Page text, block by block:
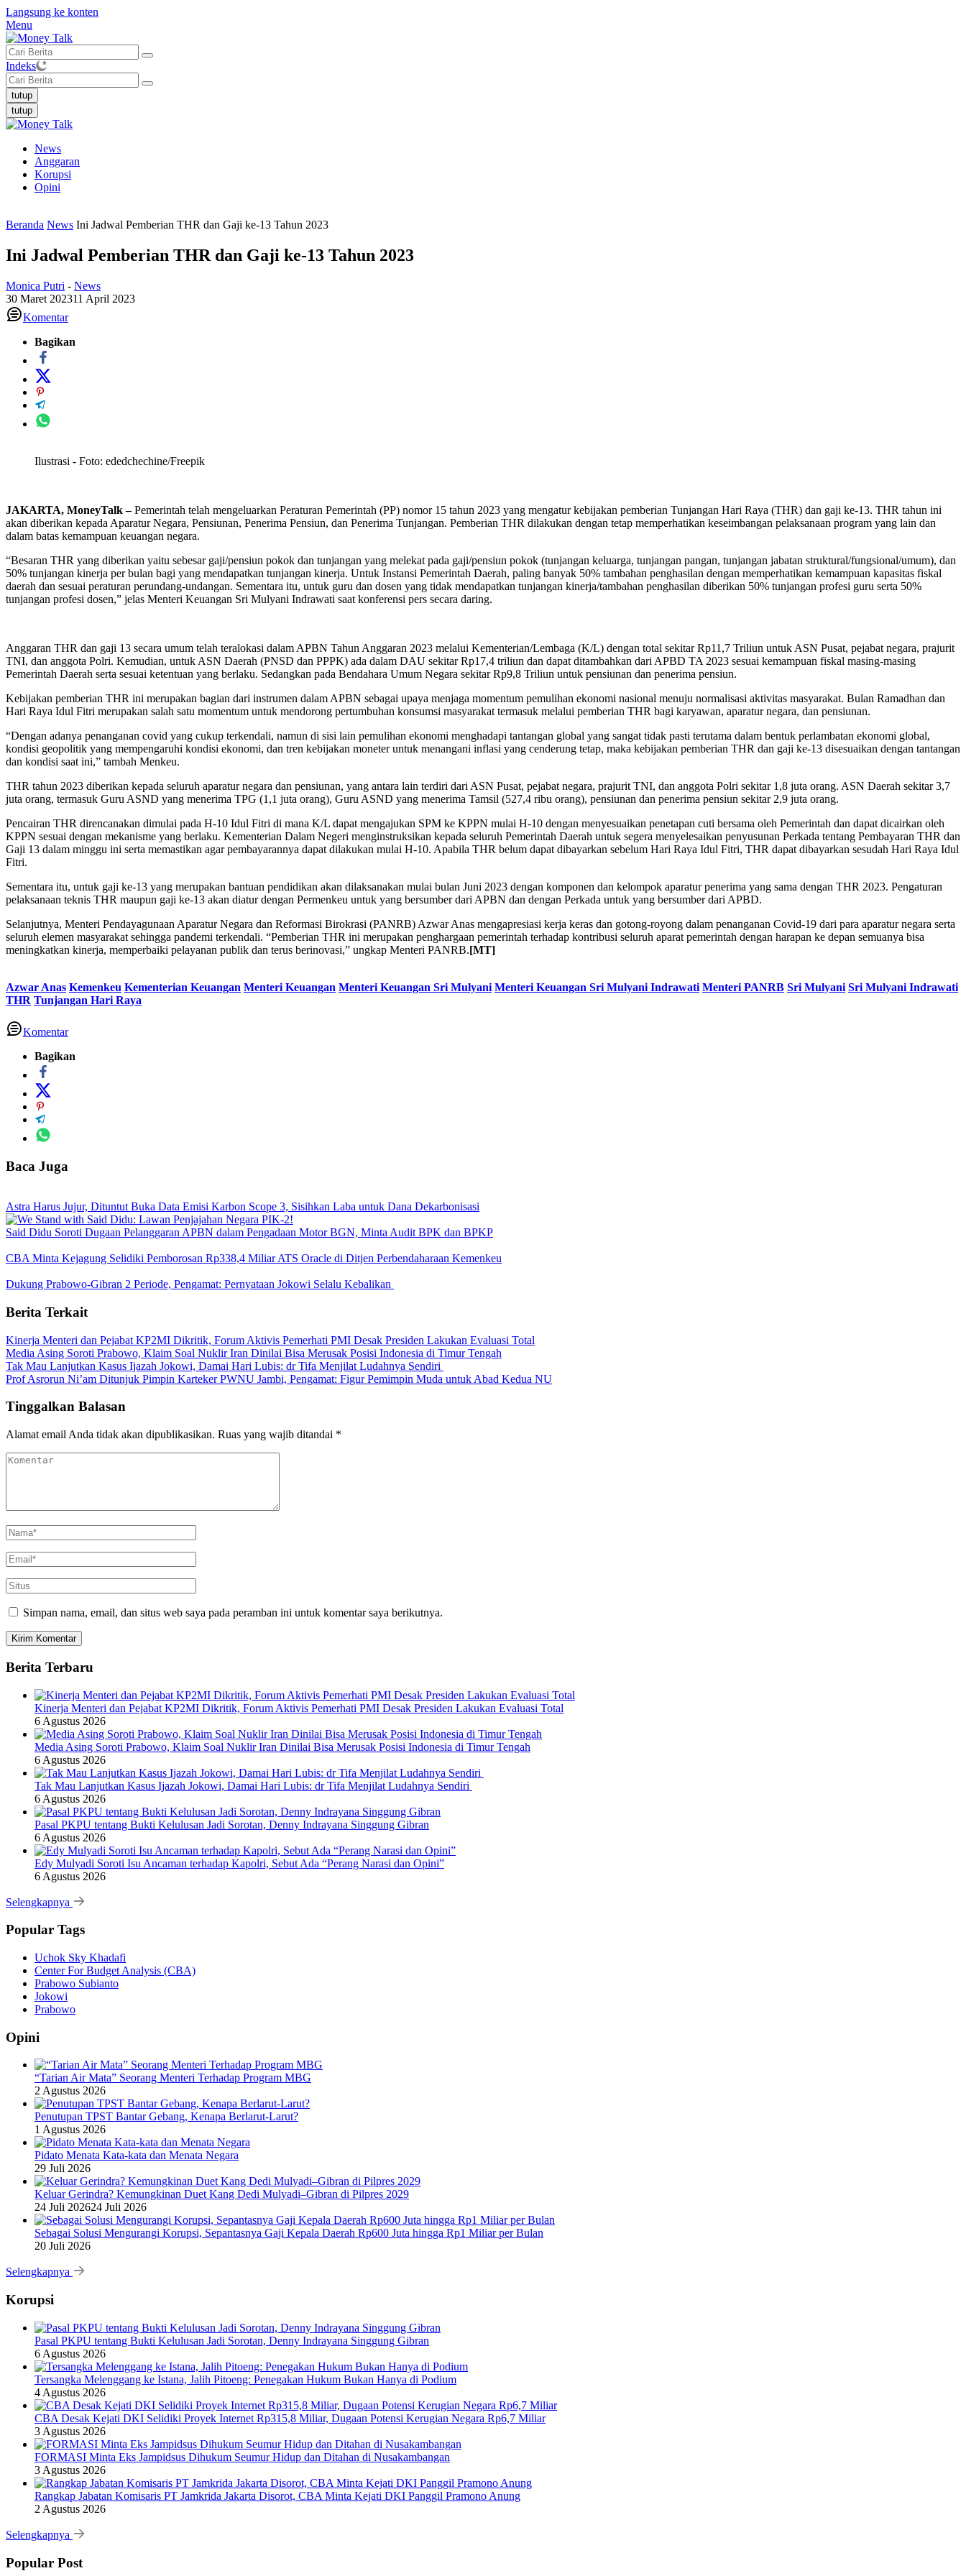
Langsung ke konten
Menu
Indeks
tutup
tutup
News
Anggaran
Korupsi
Opini
Beranda News Ini Jadwal Pemberian THR dan Gaji ke-13 Tahun 2023
Ini Jadwal Pemberian THR dan Gaji ke-13 Tahun 2023
Monica Putri - News
30 Maret 202311 April 2023
Komentar
Bagikan
Ilustrasi - Foto: ededchechine/Freepik
JAKARTA, MoneyTalk –Pemerintah telah mengeluarkan Peraturan Pemerintah (PP) nomor 15 tahun 2023 yang mengatur kebijakan pemberian Tunjangan Hari Raya (THR) dan gaji ke-13. THR tahun ini
akan diberikan kepada Aparatur Negara, Pensiunan, Penerima Pensiun, dan Penerima Tunjangan. Pemberian THR dilakukan dengan tetap memperhatikan keseimbangan pelaksanaan program yang lain dan
dalam batas kemampuan keuangan negara.
“Besaran THR yang diberikan yaitu sebesar gaji/pensiun pokok dan tunjangan yang melekat pada gaji/pensiun pokok (tunjangan keluarga, tunjangan pangan, tunjangan jabatan struktural/fungsional/umum), dan
50% tunjangan kinerja per bulan bagi yang mendapatkan tunjangan kinerja. Untuk Instansi Pemerintah Daerah, paling banyak 50% tambahan penghasilan dengan memperhatikan kemampuan kapasitas fiskal
daerah dan sesuai peraturan perundang-undangan. Sementara itu, untuk guru dan dosen yang tidak mendapatkan tunjangan kinerja/tambahan penghasilan diberikan 50% tunjangan profesi guru serta 50%
tunjangan profesi dosen,” jelas Menteri Keuangan Sri Mulyani Indrawati saat konferensi pers secara daring.
Anggaran THR dan gaji 13 secara umum telah teralokasi dalam APBN Tahun Anggaran 2023 melalui Kementerian/Lembaga (K/L) dengan total sekitar Rp11,7 Triliun untuk ASN Pusat, pejabat negara, prajurit
TNI, dan anggota Polri. Kemudian, untuk ASN Daerah (PNSD dan PPPK) ada dalam DAU sekitar Rp17,4 triliun dan dapat ditambahkan dari APBD TA 2023 sesuai kemampuan fiskal masing-masing
Pemerintah Daerah serta sesuai ketentuan yang berlaku. Sedangkan pada Bendahara Umum Negara sekitar Rp9,8 Triliun untuk pensiunan dan penerima pensiun.
Kebijakan pemberian THR ini merupakan bagian dari instrumen dalam APBN sebagai upaya menjaga momentum pemulihan ekonomi nasional menuju normalisasi aktivitas masyarakat. Bulan Ramadhan dan
Hari Raya Idul Fitri merupakan salah satu momentum untuk mendorong pertumbuhan konsumsi masyarakat termasuk melalui pemberian THR bagi karyawan, aparatur negara, dan pensiunan.
“Dengan adanya penanganan covid yang cukup terkendali, namun di sisi lain pemulihan ekonomi menghadapi tantangan global yang sangat tidak pasti terutama dalam bentuk perlambatan ekonomi global,
kondisi geopolitik yang mempengaruhi kondisi ekonomi, dan tren kebijakan moneter untuk menangani inflasi yang cenderung tetap, maka kebijakan pemberian THR dan gaji ke-13 disesuaikan dengan tantangan
dan kondisi saat ini,” tambah Menkeu.
THR tahun 2023 diberikan kepada seluruh aparatur negara dan pensiunan, yang antara lain terdiri dari ASN Pusat, pejabat negara, prajurit TNI, dan anggota Polri sekitar 1,8 juta orang. ASN Daerah sekitar 3,7
juta orang, termasuk Guru ASND yang menerima TPG (1,1 juta orang), Guru ASND yang menerima Tamsil (527,4 ribu orang), pensiunan dan penerima pensiun sekitar 2,9 juta orang.
Pencairan THR direncanakan dimulai pada H-10 Idul Fitri di mana K/L dapat mengajukan SPM ke KPPN mulai H-10 dengan menyesuaikan penetapan cuti bersama oleh Pemerintah dan dapat dicairkan oleh
KPPN sesuai dengan mekanisme yang berlaku. Kementerian Dalam Negeri menginstruksikan kepada seluruh Pemerintah Daerah untuk segera menyelesaikan penyusunan Perkada tentang Pembayaran THR dan
Gaji 13 dalam minggu ini serta memastikan agar pembayarannya dapat dilakukan mulai H-10. Apabila THR belum dapat dibayarkan sebelum Hari Raya Idul Fitri, THR dapat dibayarkan sesudah Hari Raya Idul
Fitri.
Sementara itu, untuk gaji ke-13 yang merupakan bantuan pendidikan akan dilaksanakan mulai bulan Juni 2023 dengan komponen dan kelompok aparatur penerima yang sama dengan THR 2023. Pengaturan
pelaksanaan teknis THR maupun gaji ke-13 akan diatur dengan Permenkeu untuk yang bersumber dari APBN dan dengan Perkada untuk yang bersumber dari APBD.
Selanjutnya, Menteri Pendayagunaan Aparatur Negara dan Reformasi Birokrasi (PANRB) Azwar Anas mengapresiasi kerja keras dan gotong-royong dalam penanganan Covid-19 dari para aparatur negara serta
seluruh elemen masyarakat sehingga pandemi terkendali. “Pemberian THR ini merupakan penghargaan pemerintah terhadap kontribusi seluruh aparat pemerintah dengan harapan ke depan semuanya bisa
meningkatkan kinerja, memperbaiki pelayanan publik dan terus berinovasi,” ungkap Menteri PANRB.[MT]
Azwar Anas Kemenkeu Kementerian Keuangan Menteri Keuangan Menteri Keuangan Sri Mulyani Menteri Keuangan Sri Mulyani Indrawati Menteri PANRB Sri Mulyani Sri Mulyani Indrawati
THR Tunjangan Hari Raya
Komentar
Bagikan
Baca Juga
‎Astra Harus Jujur, Dituntut Buka Data Emisi Karbon Scope 3, Sisihkan Laba untuk Dana Dekarbonisasi
Said Didu Soroti Dugaan Pelanggaran APBN dalam Pengadaan Motor BGN, Minta Audit BPK dan BPKP
CBA Minta Kejagung Selidiki Pemborosan Rp338,4 Miliar ATS Oracle di Ditjen Perbendaharaan Kemenkeu
Dukung Prabowo-Gibran 2 Periode, Pengamat: Pernyataan Jokowi Selalu Kebalikan
Berita Terkait
Kinerja Menteri dan Pejabat KP2MI Dikritik, Forum Aktivis Pemerhati PMI Desak Presiden Lakukan Evaluasi Total
Media Asing Soroti Prabowo, Klaim Soal Nuklir Iran Dinilai Bisa Merusak Posisi Indonesia di Timur Tengah
Tak Mau Lanjutkan Kasus Ijazah Jokowi, Damai Hari Lubis: dr Tifa Menjilat Ludahnya Sendiri
Prof Asrorun Ni’am Ditunjuk Pimpin Karteker PWNU Jambi, Pengamat: Figur Pemimpin Muda untuk Abad Kedua NU
Tinggalkan Balasan
Alamat email Anda tidak akan dipublikasikan. Ruas yang wajib ditandai *
Simpan nama, email, dan situs web saya pada peramban ini untuk komentar saya berikutnya.
Berita Terbaru
Kinerja Menteri dan Pejabat KP2MI Dikritik, Forum Aktivis Pemerhati PMI Desak Presiden Lakukan Evaluasi Total
6 Agustus 2026
Media Asing Soroti Prabowo, Klaim Soal Nuklir Iran Dinilai Bisa Merusak Posisi Indonesia di Timur Tengah
6 Agustus 2026
Tak Mau Lanjutkan Kasus Ijazah Jokowi, Damai Hari Lubis: dr Tifa Menjilat Ludahnya Sendiri
6 Agustus 2026
Pasal PKPU tentang Bukti Kelulusan Jadi Sorotan, Denny Indrayana Singgung Gibran
6 Agustus 2026
Edy Mulyadi Soroti Isu Ancaman terhadap Kapolri, Sebut Ada “Perang Narasi dan Opini”
6 Agustus 2026
Selengkapnya
Popular Tags
Uchok Sky Khadafi
Center For Budget Analysis (CBA)
Prabowo Subianto
Jokowi
Prabowo
Opini
“Tarian Air Mata” Seorang Menteri Terhadap Program MBG
2 Agustus 2026
Penutupan TPST Bantar Gebang, Kenapa Berlarut-Larut?
1 Agustus 2026
Pidato Menata Kata-kata dan Menata Negara
29 Juli 2026
Keluar Gerindra? Kemungkinan Duet Kang Dedi Mulyadi–Gibran di Pilpres 2029
24 Juli 202624 Juli 2026
Sebagai Solusi Mengurangi Korupsi, Sepantasnya Gaji Kepala Daerah Rp600 Juta hingga Rp1 Miliar per Bulan
20 Juli 2026
Selengkapnya
Korupsi
Pasal PKPU tentang Bukti Kelulusan Jadi Sorotan, Denny Indrayana Singgung Gibran
6 Agustus 2026
Tersangka Melenggang ke Istana, Jalih Pitoeng: Penegakan Hukum Bukan Hanya di Podium
4 Agustus 2026
CBA Desak Kejati DKI Selidiki Proyek Internet Rp315,8 Miliar, Dugaan Potensi Kerugian Negara Rp6,7 Miliar
3 Agustus 2026
FORMASI Minta Eks Jampidsus Dihukum Seumur Hidup dan Ditahan di Nusakambangan
3 Agustus 2026
Rangkap Jabatan Komisaris PT Jamkrida Jakarta Disorot, CBA Minta Kejati DKI Panggil Pramono Anung
2 Agustus 2026
Selengkapnya
Popular Post